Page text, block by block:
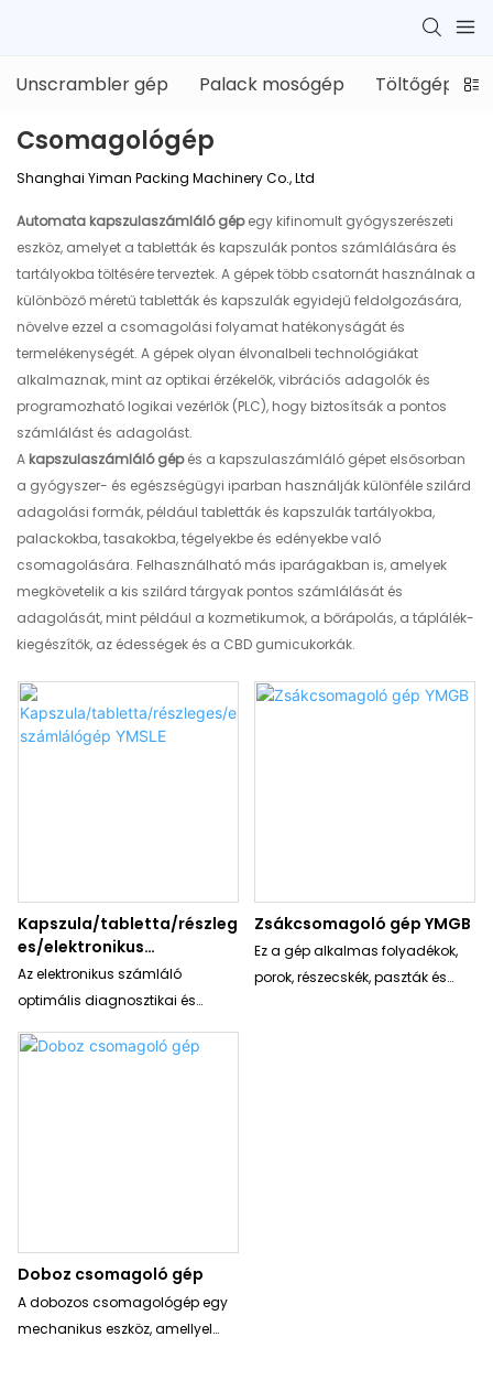
Unscrambler gép Palack mosógép Töltőgép
Csomagológép
Shanghai Yiman Packing Machinery Co., Ltd
Automata kapszulaszámláló gépegy kifinomult gyógyszerészeti
eszköz, amelyet a tabletták és kapszulák pontos számlálására és
tartályokba töltésére terveztek. A gépek több csatornát használnak a
különböző méretű tabletták és kapszulák egyidejű feldolgozására,
növelve ezzel a csomagolási folyamat hatékonyságát és
termelékenységét. A gépek olyan élvonalbeli technológiákat
alkalmaznak, mint az optikai érzékelők, vibrációs adagolók és
programozható logikai vezérlők (PLC), hogy biztosítsák a pontos
számlálást és adagolást.
A kapszulaszámláló gépés a kapszulaszámláló gépet elsősorban
a gyógyszer- és egészségügyi iparban használják különféle szilárd
adagolási formák, például tabletták és kapszulák tartályokba,
palackokba, tasakokba, tégelyekbe és edényekbe való
csomagolására. Felhasználható más iparágakban is, amelyek
megkövetelik a kis szilárd tárgyak pontos számlálását és
adagolását, mint például a kozmetikumok, a bőrápolás, a táplálék-
kiegészítők, az édességek és a CBD gumicukorkák.
Kapszula/tabletta/részleg
es/elektronikus
számlálógép YMSLE
Az elektronikus számláló
optimális diagnosztikai és
van integrálva a többcsatornás
Zsákcsomagoló gép YMGB
Ez a gép alkalmas folyadékok,
porok, részecskék, paszták és
Doboz csomagoló gép
A dobozos csomagológép egy
mechanikus eszköz, amellyel